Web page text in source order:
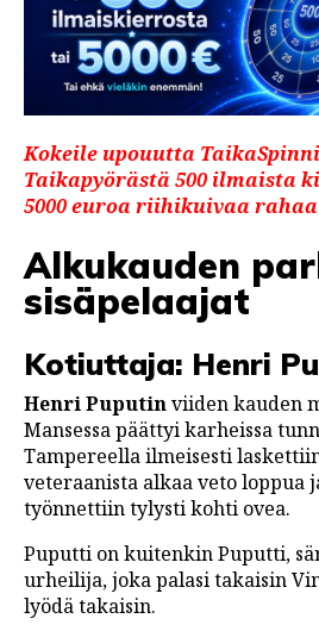
Kokeile upouutta
Taikapyörästä 500 ilmaista
5000 euroa riihikuivaa
Alkukauden
sisäpelaajat
Kotiuttaja: Henri
Henri Puputinviiden kauden
Mansessa päättyi karheissa
Tampereella ilmeisesti
veteraanista alkaa veto loppua
työnnettiin tylysti kohti ovea.
Puputti on kuitenkin Puputti,
urheilija, joka palasi takaisin
lyödä takaisin.